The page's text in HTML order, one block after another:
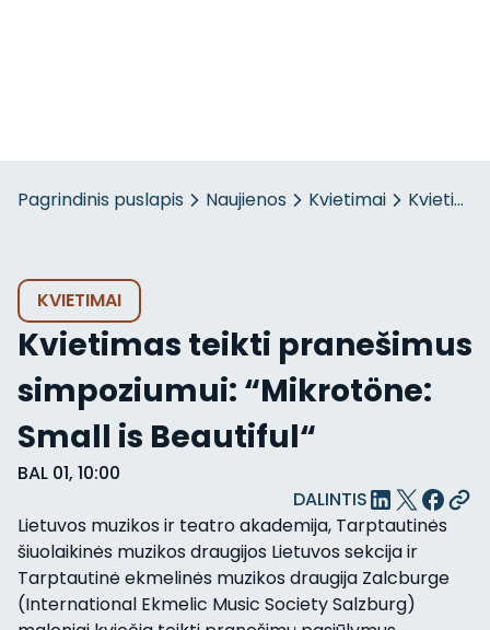
Pagrindinis puslapis Naujienos Kvietimai
KVIETIMAI
Kvietimas teikti pranešimus
simpoziumui: “Mikrotöne:
Small is Beautiful“
BAL 01, 10:00
DALINTIS
Lietuvos muzikos ir teatro akademija, Tarptautinės
šiuolaikinės muzikos draugijos Lietuvos sekcija ir
Tarptautinė ekmelinės muzikos draugija Zalcburge
(International Ekmelic Music Society Salzburg)